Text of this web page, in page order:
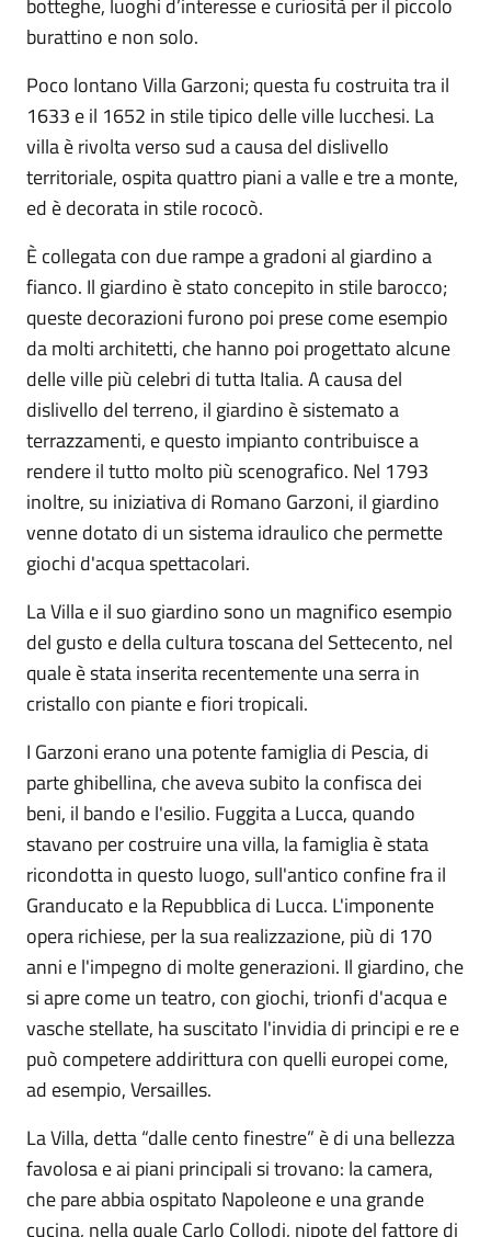
burattino e non solo.
Poco lontano Villa Garzoni; questa fu costruita tra il
1633 e il 1652 in stile tipico delle ville lucchesi. La
villa è rivolta verso sud a causa del dislivello
territoriale, ospita quattro piani a valle e tre a monte,
ed è decorata in stile rococò.
È collegata con due rampe a gradoni al giardino a
fianco. Il giardino è stato concepito in stile barocco;
queste decorazioni furono poi prese come esempio
da molti architetti, che hanno poi progettato alcune
delle ville più celebri di tutta Italia. A causa del
dislivello del terreno, il giardino è sistemato a
terrazzamenti, e questo impianto contribuisce a
rendere il tutto molto più scenografico. Nel 1793
inoltre, su iniziativa di Romano Garzoni, il giardino
venne dotato di un sistema idraulico che permette
giochi d'acqua spettacolari.
La Villa e il suo giardino sono un magnifico esempio
del gusto e della cultura toscana del Settecento, nel
quale è stata inserita recentemente una serra in
cristallo con piante e fiori tropicali.
I Garzoni erano una potente famiglia di Pescia, di
parte ghibellina, che aveva subito la confisca dei
beni, il bando e l'esilio. Fuggita a Lucca, quando
stavano per costruire una villa, la famiglia è stata
ricondotta in questo luogo, sull'antico confine fra il
Granducato e la Repubblica di Lucca. L'imponente
opera richiese, per la sua realizzazione, più di 170
anni e l'impegno di molte generazioni. Il giardino, che
si apre come un teatro, con giochi, trionfi d'acqua e
vasche stellate, ha suscitato l'invidia di principi e re e
può competere addirittura con quelli europei come,
ad esempio, Versailles.
La Villa, detta “dalle cento finestre” è di una bellezza
favolosa e ai piani principali si trovano: la camera,
che pare abbia ospitato Napoleone e una grande
cucina, nella quale Carlo Collodi, nipote del fattore di